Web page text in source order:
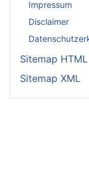
Impressum
Disclaimer
Sitemap HTML
Sitemap XML